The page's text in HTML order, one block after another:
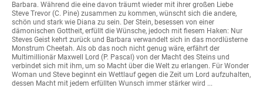
Barbara. Während die eine davon träumt wieder mit ihrer großen Liebe
Steve Trevor (C. Pine) zusammen zu kommen, wünscht sich die andere,
schön und stark wie Diana zu sein. Der Stein, besessen von einer
dämonischen Gottheit, erfüllt die Wünsche, jedoch mit fiesem Haken: Nur
Steves Geist kehrt zurück und Barbara verwandelt sich in das mordlüsterne
Monstrum Cheetah. Als ob das noch nicht genug wäre, erfährt der
Multimillionär Maxwell Lord (P. Pascal) von der Macht des Steins und
verbindet sich mit ihm, um so Macht über die Welt zu erlangen. Für Wonder
Woman und Steve beginnt ein Wettlauf gegen die Zeit um Lord aufzuhalten,
dessen Macht mit jedem erfüllten Wunsch immer stärker wird ...